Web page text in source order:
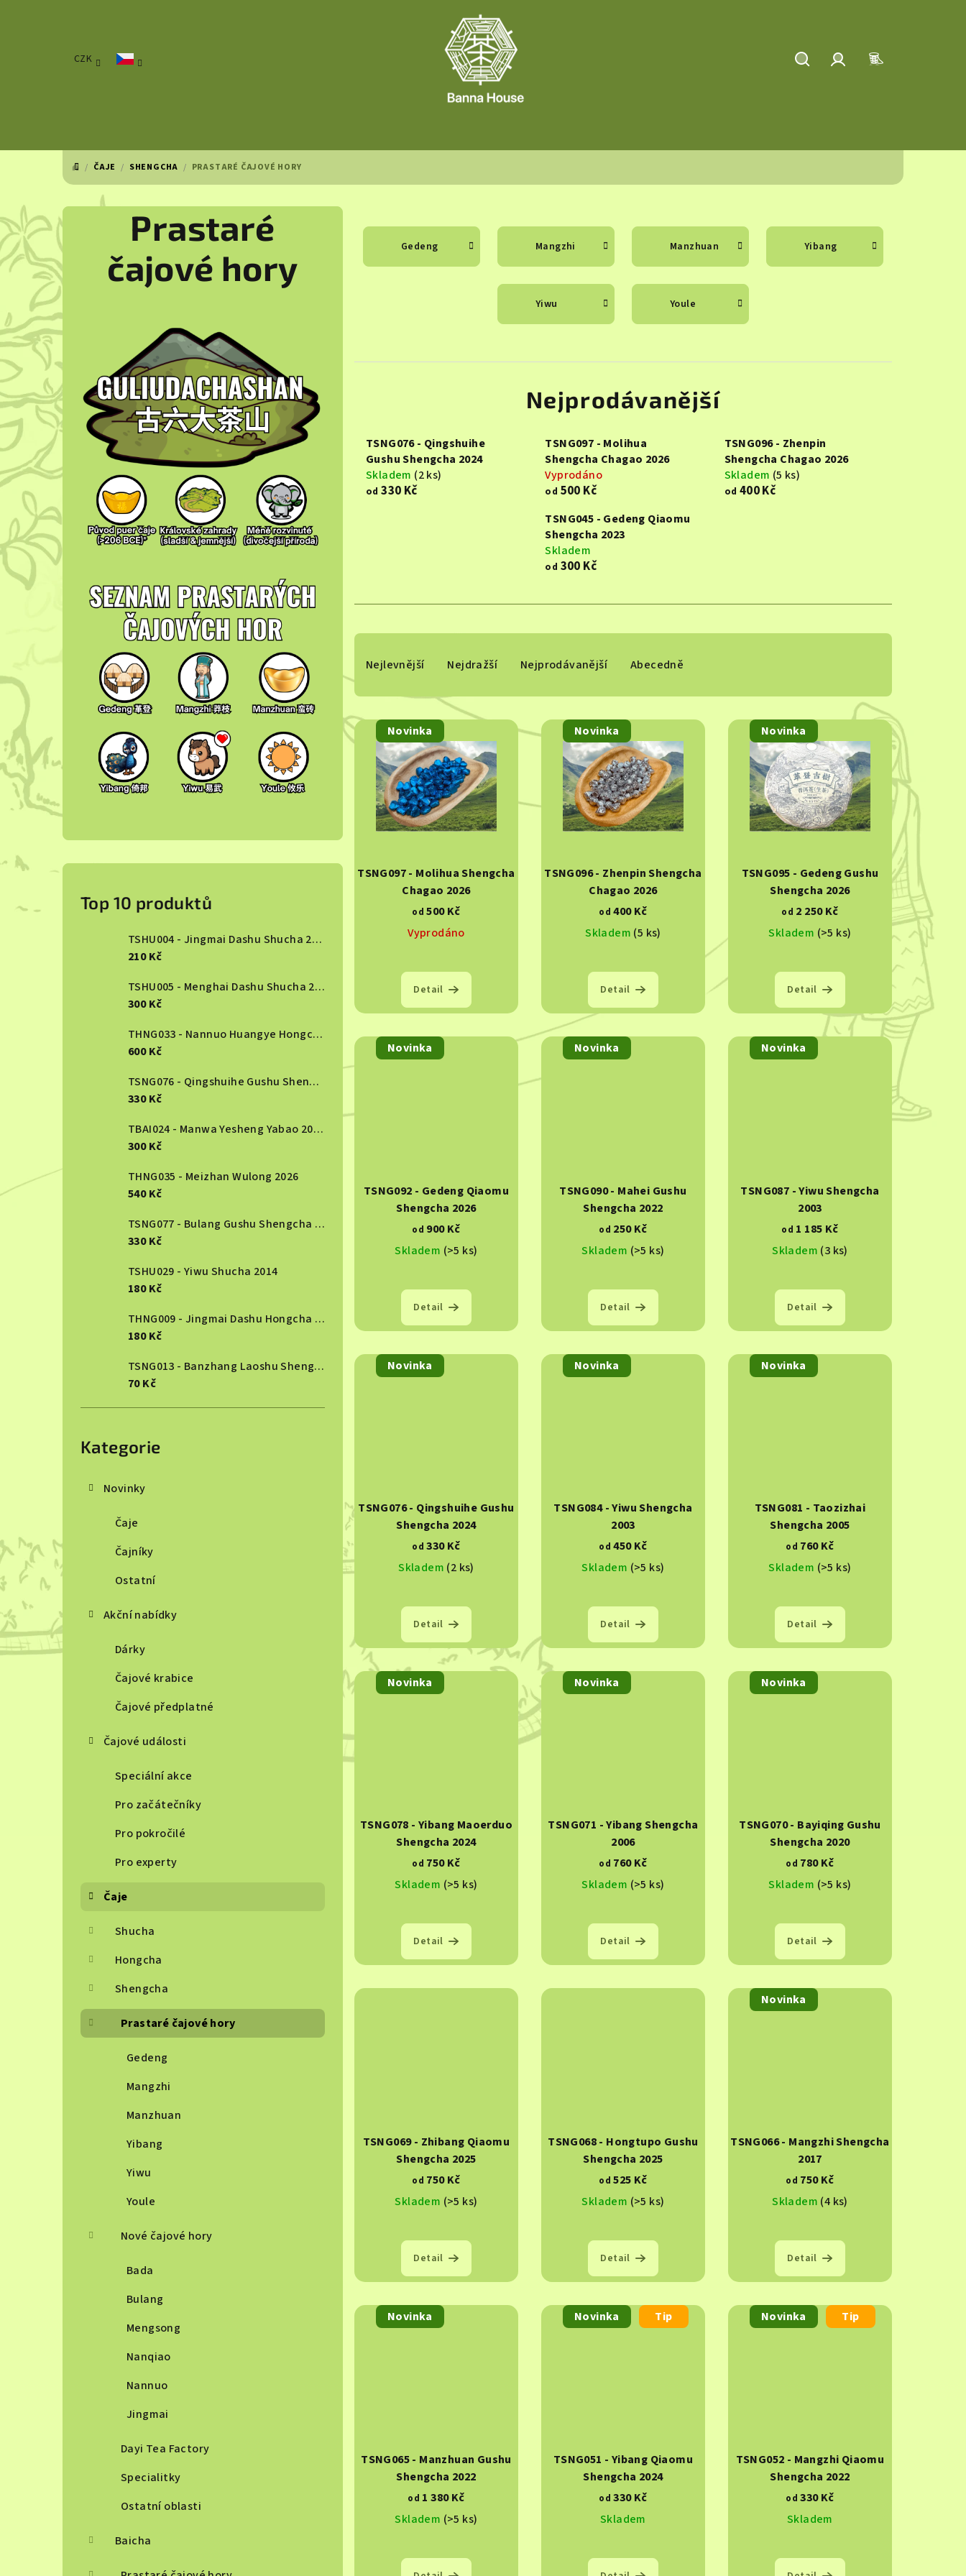
CZK
DOMŮ
/ ČAJE / SHENGCHA / PRASTARÉ ČAJOVÉ HORY
Prastaré
čajové hory
P
n
Top 10 produktů
TSHU004 - Jingmai Dashu Shucha 2013
210 Kč
TSHU005 - Menghai Dashu Shucha 2015
300 Kč
THNG033 - Nannuo Huangye Hongcha 2024
600 Kč
TSNG076 - Qingshuihe Gushu Shengcha 2024
330 Kč
TBAI024 - Manwa Yesheng Yabao 2025
300 Kč
THNG035 - Meizhan Wulong 2026
540 Kč
TSNG077 - Bulang Gushu Shengcha 2023
330 Kč
TSHU029 - Yiwu Shucha 2014
180 Kč
THNG009 - Jingmai Dashu Hongcha 2022
180 Kč
TSNG013 - Banzhang Laoshu Shengcha 2023
70 Kč
Kategorie
Novinky
Čaje
Čajníky
Ostatní
Akční nabídky
Dárky
Čajové krabice
Čajové předplatné
Čajové události
Speciální akce
Pro začátečníky
Pro pokročilé
Pro experty
Čaje
Shucha
Hongcha
Shengcha
Prastaré čajové hory
Gedeng
Mangzhi
Manzhuan
Yibang
Yiwu
Youle
Nové čajové hory
Bada
Bulang
Mengsong
Nanqiao
Nannuo
Jingmai
Dayi Tea Factory
Specialitky
Ostatní oblasti
Baicha
Gedeng Mangzhi Manzhuan Yibang
Yiwu Youle
Nejprodávanější
TSNG076 - Qingshuihe
Gushu Shengcha 2024
Skladem (2 ks)
od 330 Kč
TSNG097 - Molihua
Shengcha Chagao 2026
Vyprodáno
od 500 Kč
TSNG096 - Zhenpin
Shengcha Chagao 2026
Skladem (5 ks)
od 400 Kč
TSNG045 - Gedeng Qiaomu
Shengcha 2023
Skladem
od 300 Kč
Ř
a
z
e
o
ů
Nejlevnější Nejdražší Nejprodávanější Abecedně
V
ý
r
t
ů
Novinka
TSNG097 - Molihua Shengcha
Chagao 2026
od 500 Kč
Vyprodáno
Detail
Novinka
TSNG096 - Zhenpin Shengcha
Chagao 2026
od 400 Kč
Skladem (5 ks)
Detail
Novinka
TSNG095 - Gedeng Gushu
Shengcha 2026
od 2 250 Kč
Skladem (>5 ks)
Detail
Novinka
TSNG092 - Gedeng Qiaomu
Shengcha 2026
od 900 Kč
Skladem (>5 ks)
Detail
Novinka
TSNG090 - Mahei Gushu
Shengcha 2022
od 250 Kč
Skladem (>5 ks)
Detail
Novinka
TSNG087 - Yiwu Shengcha
2003
od 1 185 Kč
Skladem (3 ks)
Detail
Novinka
TSNG076 - Qingshuihe Gushu
Shengcha 2024
od 330 Kč
Skladem (2 ks)
Detail
Novinka
TSNG084 - Yiwu Shengcha
2003
od 450 Kč
Skladem (>5 ks)
Detail
Novinka
TSNG081 - Taozizhai
Shengcha 2005
od 760 Kč
Skladem (>5 ks)
Detail
Novinka
TSNG078 - Yibang Maoerduo
Shengcha 2024
od 750 Kč
Skladem (>5 ks)
Detail
Novinka
TSNG071 - Yibang Shengcha
2006
od 760 Kč
Skladem (>5 ks)
Detail
Novinka
TSNG070 - Bayiqing Gushu
Shengcha 2020
od 780 Kč
Skladem (>5 ks)
Detail
TSNG069 - Zhibang Qiaomu
Shengcha 2025
od 750 Kč
Skladem (>5 ks)
Detail
TSNG068 - Hongtupo Gushu
Shengcha 2025
od 525 Kč
Skladem (>5 ks)
Detail
Novinka
TSNG066 - Mangzhi Shengcha
2017
od 750 Kč
Skladem (4 ks)
Detail
Novinka
TSNG065 - Manzhuan Gushu
Shengcha 2022
od 1 380 Kč
Skladem (>5 ks)
Novinka Tip
TSNG051 - Yibang Qiaomu
Shengcha 2024
od 330 Kč
Skladem
Novinka Tip
TSNG052 - Mangzhi Qiaomu
Shengcha 2022
od 330 Kč
Skladem